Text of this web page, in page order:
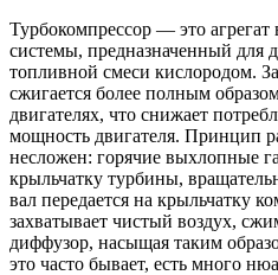
Турбокомпрессор — это
системы, предназначенный для
топливной смеси кислородом.
сжигается более полным
двигателях, что снижает
мощность двигателя. Принцип
несложен: горячие выхлопные
крыльчатку турбины,
вал передается на крыльчатку
захватывает чистый воздух,
диффузор, насыщая таким
это часто бывает, есть много